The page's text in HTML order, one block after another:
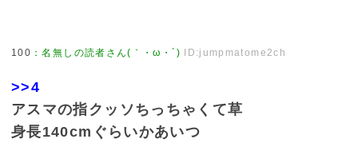
100 ：名無しの読者さん(｀・ω・´) ID:jumpmatome2ch
>>4
アスマの指クッソちっちゃくて草
身長140cmぐらいかあいつ